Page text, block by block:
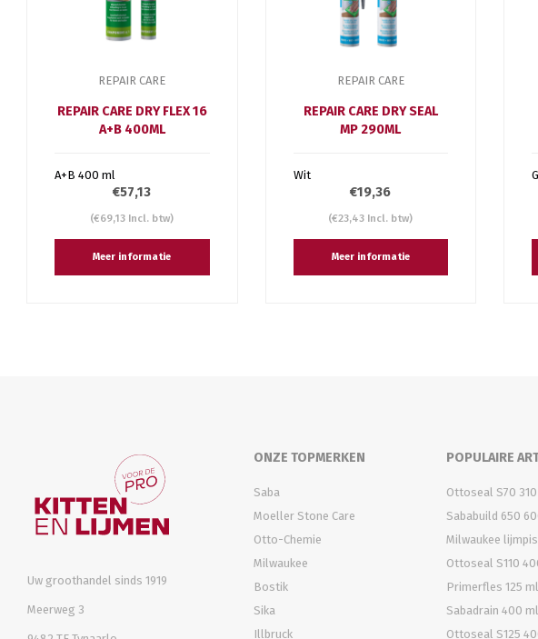
REPAIR CARE
REPAIR CARE DRY FLEX 16
A+B 400ML
A+B 400 ml
€57,13
(€69,13 Incl. btw)
Meer informatie
REPAIR CARE
REPAIR CARE DRY SEAL
MP 290ML
Wit
€19,36
(€23,43 Incl. btw)
Meer informatie
Uw groothandel sinds 1919
Meerweg 3
ONZE TOPMERKEN
Saba
Moeller Stone Care
Otto-Chemie
Milwaukee
Bostik
Sika
Illbruck
POPULAIRE
Ottoseal S70
Sababuild 650
Milwaukee
Ottoseal S110
Primerfles 125 ml
Sabadrain 400
Ottoseal S125